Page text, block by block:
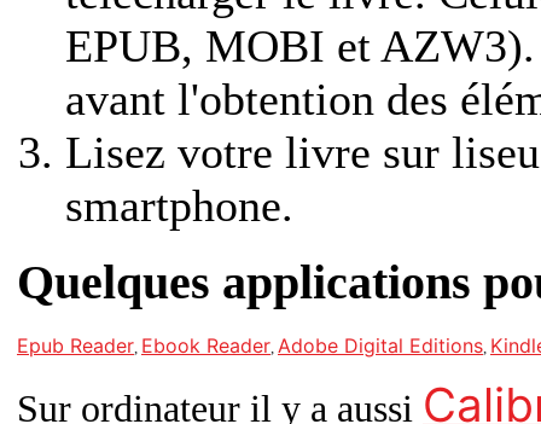
EPUB, MOBI et AZW3).
avant l'obtention des
Lisez votre livre sur
smartphone.
Quelques applications
Epub Reader Ebook Reader Adobe Digital Editions
Sur ordinateur il y a aussi